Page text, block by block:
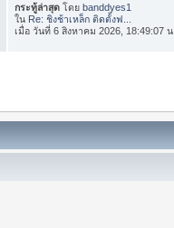
กระทู้ล่าสุด โดยbanddyes1
ใน Re: ชิงช้าเหล็ก ติดตั้งฟ...
เมื่อ วันที่ 6 สิงหาคม 2026, 18:49:07 น.